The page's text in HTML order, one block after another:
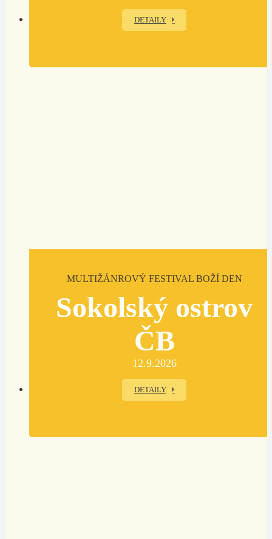
DETAILY
MULTIŽÁNROVÝ FESTIVAL BOŽÍ DEN
Sokolský ostrov
ČB
12.9.2026
DETAILY